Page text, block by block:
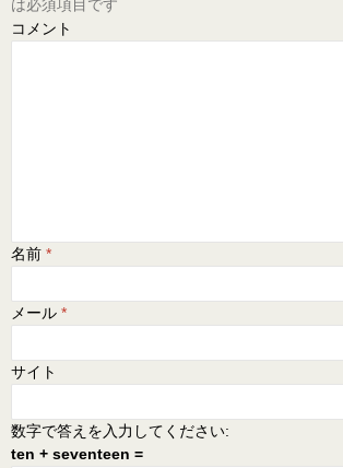
は必須項目です
コメント
名前 *
メール *
サイト
数字で答えを入力してください:
ten + seventeen =